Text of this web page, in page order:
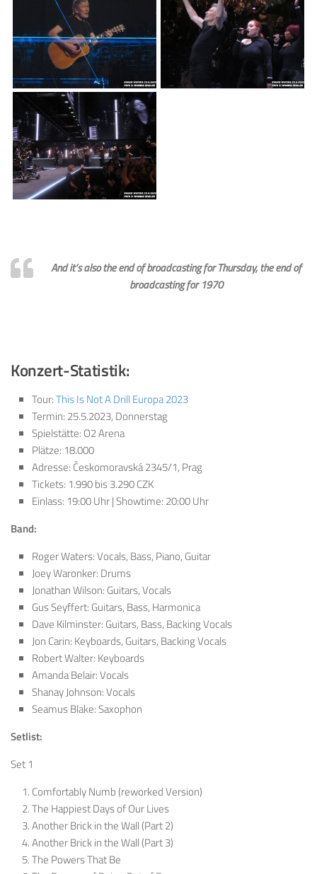
And it’s also the end of broadcasting for Thursday, the end of
broadcasting for 1970
Konzert-Statistik:
Tour:This Is Not A Drill Europa 2023
Termin: 25.5.2023, Donnerstag
Spielstätte: O2 Arena
Plätze: 18.000
Adresse: Českomoravská 2345/1, Prag
Tickets: 1.990 bis 3.290 CZK
Einlass: 19:00 Uhr | Showtime: 20:00 Uhr
Band:
Roger Waters: Vocals, Bass, Piano, Guitar
Joey Waronker: Drums
Jonathan Wilson: Guitars, Vocals
Gus Seyffert: Guitars, Bass, Harmonica
Dave Kilminster: Guitars, Bass, Backing Vocals
Jon Carin: Keyboards, Guitars, Backing Vocals
Robert Walter: Keyboards
Amanda Belair: Vocals
Shanay Johnson: Vocals
Seamus Blake: Saxophon
Setlist:
Set 1
Comfortably Numb (reworked Version)
The Happiest Days of Our Lives
Another Brick in the Wall (Part 2)
Another Brick in the Wall (Part 3)
The Powers That Be